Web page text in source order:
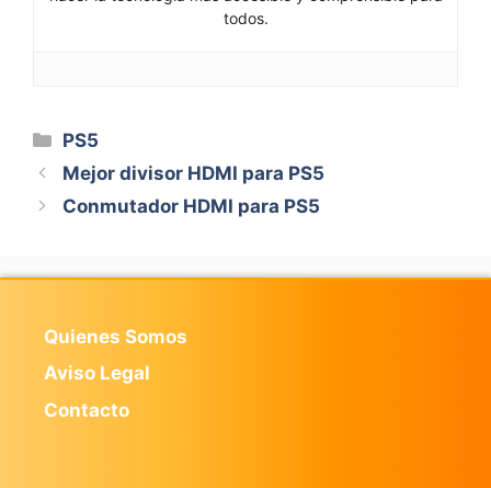
todos.
Categorías
PS5
Mejor divisor HDMI para PS5
Conmutador HDMI para PS5
Quienes Somos
Aviso Legal
Contacto